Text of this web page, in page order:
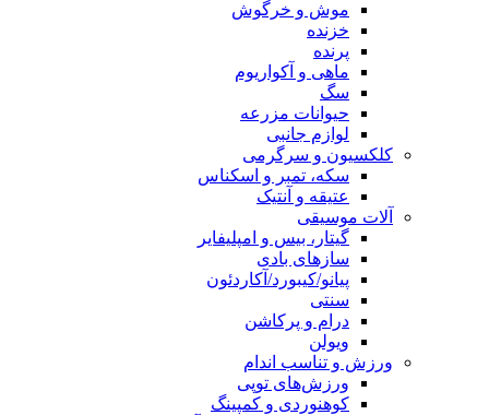
موش و خرگوش
خزنده
پرنده
ماهی و آکواریوم
سگ
حیوانات مزرعه
لوازم جانبی
کلکسیون و سرگرمی
سکه، تمبر و اسکناس
عتیقه و آنتیک
آلات موسیقی
گیتار، بیس و امپلیفایر
سازهای بادی
پیانو/کیبورد/آکاردئون
سنتی
درام و پرکاشن
ویولن
ورزش و تناسب اندام
ورزش‌های توپی
کوهنوردی و کمپینگ